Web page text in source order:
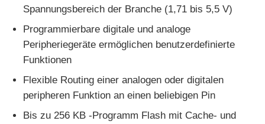
FPGA-Feldprogrammierbares Torarray
MCU-Mikroregler-Einheit
SOC-System auf dem Chip
Spannungsbereich der Branche (1,71 bis 5,5 V)
Programmierbare digitale und analoge
Peripheriegeräte ermöglichen benutzerdefinierte
Funktionen
Flexible Routing einer analogen oder digitalen
peripheren Funktion an einen beliebigen Pin
Bis zu 256 KB -Programm Flash mit Cache- und